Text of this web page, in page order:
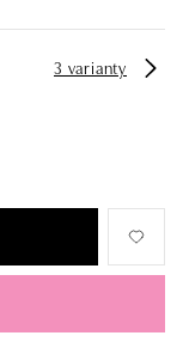
3 varianty